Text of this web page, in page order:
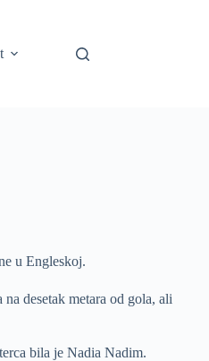
u Engleskoj.
desetak metara od gola, ali
bila je Nadia Nadim.